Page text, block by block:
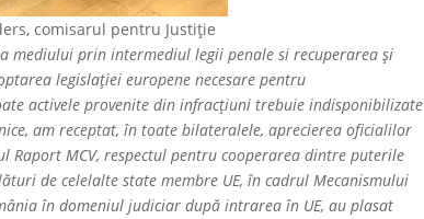
comisarul pentru Justiție
mediului prin intermediul legii penale si recuperarea și
legislației europene necesare pentru
activele provenite din infracțiuni trebuie indisponibilizate
am receptat, în toate bilateralele, aprecierea oficialilor
MCV, respectul pentru cooperarea dintre puterile
de celelalte state membre UE, în cadrul Mecanismului
în domeniul judiciar după intrarea în UE, au plasat